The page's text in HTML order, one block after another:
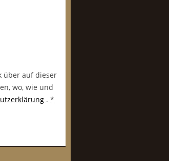
über auf dieser
wo, wie und
. *